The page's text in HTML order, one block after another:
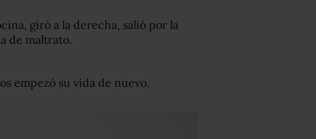
giró a la derecha, salió por la
de maltrato.
empezó su vida de nuevo.